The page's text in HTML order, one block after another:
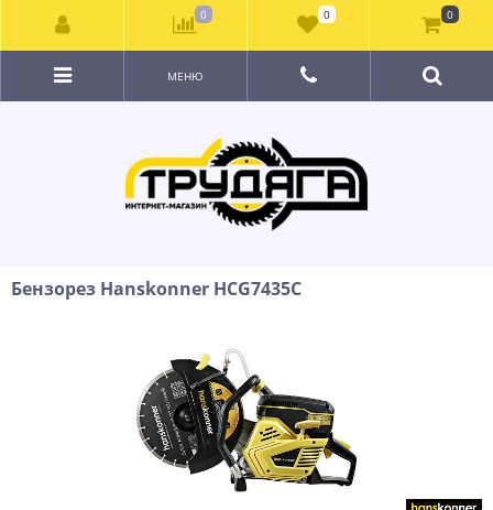
МЕНЮ
Бензорез Hanskonner HCG7435C
0 0 0